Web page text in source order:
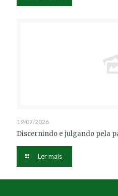
19/07/2026
Discernindo e julgando pela
Ler mais